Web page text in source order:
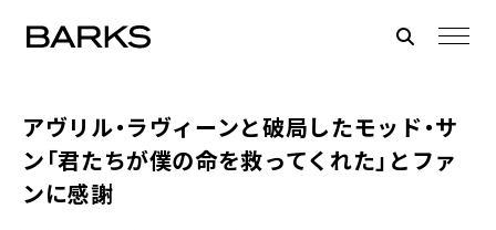
アヴリル・ラヴィーンと破局したモッド・サ
ン「君たちが僕の命を救ってくれた」とファ
ンに感謝